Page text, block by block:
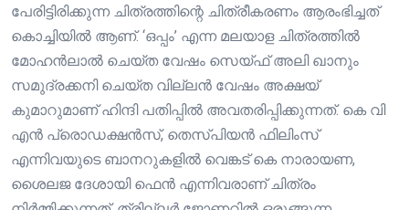
പേരിട്ടിരിക്കുന്ന ചിത്രത്തിന്റെ ചിത്രീകരണം ആരംഭിച്ചത്
കൊച്ചിയിൽ ആണ്. ‘ഒപ്പം’ എന്ന മലയാള ചിത്രത്തിൽ
മോഹൻലാൽ ചെയ്ത വേഷം സെയ്ഫ് അലി ഖാനും
സമുദ്രക്കനി ചെയ്ത വില്ലൻ വേഷം അക്ഷയ്
കുമാറുമാണ് ഹിന്ദി പതിപ്പിൽ അവതരിപ്പിക്കുന്നത്. കെ വി
എൻ പ്രൊഡക്ഷൻസ്, തെസ്‌പിയൻ ഫിലിംസ്
എന്നിവയുടെ ബാനറുകളിൽ വെങ്കട് കെ നാരായണ,
ശൈലജ ദേശായി ഫെൻ എന്നിവരാണ് ചിത്രം